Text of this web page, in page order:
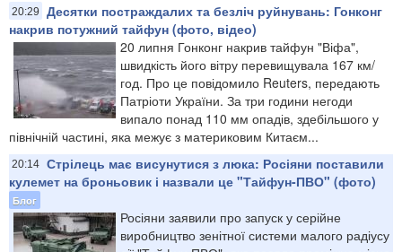
20:29
Десятки постраждалих та безліч руйнувань: Гонконг
накрив потужний тайфун (фото, відео)
20 липня Гонконг накрив тайфун "Віфа",
швидкість його вітру перевищувала 167 км/
год. Про це повідомило Reuters, передають
Патріоти України. За три години негоди
випало понад 110 мм опадів, здебільшого у
північній частині, яка межує з материковим Китаєм...
20:14 Стрілець має висунутися з люка: Росіяни поставили
кулемет на броньовик і назвали це "Тайфун-ПВО" (фото)
Блог
Росіяни заявили про запуск у серійне
виробництво зенітної системи малого радіусу